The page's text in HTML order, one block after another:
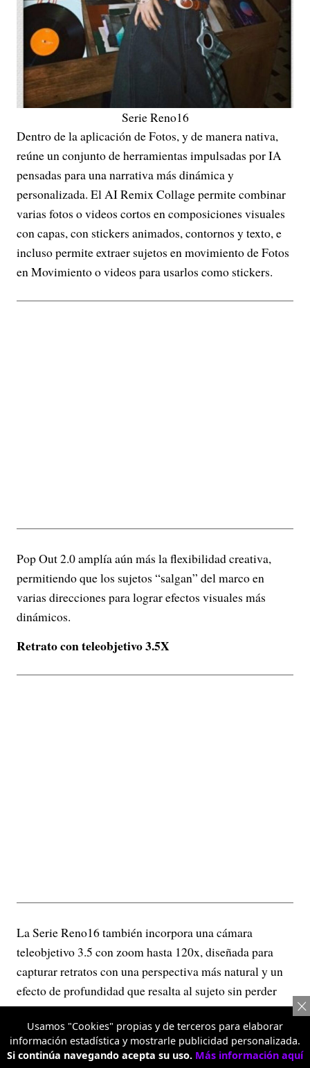
Serie Reno16
Dentro de la aplicación de Fotos, y de manera nativa,
reúne un conjunto de herramientas impulsadas por IA
pensadas para una narrativa más dinámica y
personalizada. El AI Remix Collage permite combinar
varias fotos o videos cortos en composiciones visuales
con capas, con stickers animados, contornos y texto, e
incluso permite extraer sujetos en movimiento de Fotos
en Movimiento o videos para usarlos como stickers.
Pop Out 2.0 amplía aún más la flexibilidad creativa,
permitiendo que los sujetos “salgan” del marco en
varias direcciones para lograr efectos visuales más
dinámicos.
Retrato con teleobjetivo 3.5X
La Serie Reno16 también incorpora una cámara
teleobjetivo 3.5 con zoom hasta 120x, diseñada para
capturar retratos con una perspectiva más natural y un
efecto de profundidad que resalta al sujeto sin perder
detalle. Esta lente permite acercarse a la escena sin
sacrificar calidad, ofreciendo imágenes más nítidas y
versátiles tanto en retratos como en fotografías de
Usamos "Cookies" propias y de terceros para elaborar
información estadística y mostrarle publicidad personalizada.
Si continúa navegando acepta su uso. Más información aquí